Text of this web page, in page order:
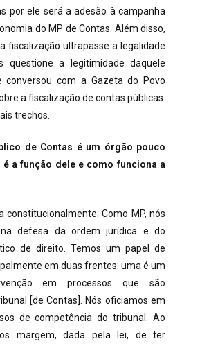
por ele será a adesão à campanha
do MP de Contas. Além disso,
fiscalização ultrapasse a legalidade
questione a legitimidade daquele
conversou com a Gazeta do Povo
a fiscalização de contas públicas.
trechos.
de Contas é um órgão pouco
é a função dele e como funciona a
constitucionalmente. Como MP, nós
defesa da ordem jurídica e do
de direito. Temos um papel de
em duas frentes: uma é um
em processos que são
[de Contas]. Nós oficiamos em
de competência do tribunal. Ao
margem, dada pela lei, de ter